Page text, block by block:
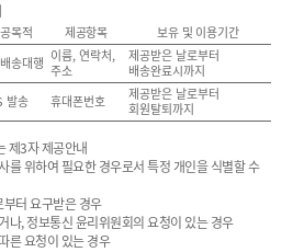
목적 제공항목
보유 및 이용기간
송대행 이름, 연락처,
주소
제공받은 날로부터
배송완료시까지
발송 휴대폰번호
제공받은 날로부터
회원탈퇴까지
제3자 제공안내
를 위하여 필요한 경우로서 특정 개인을 식별할 수
터 요구받은 경우
나, 정보통신 윤리위원회의 요청이 있는 경우
른 요청이 있는 경우